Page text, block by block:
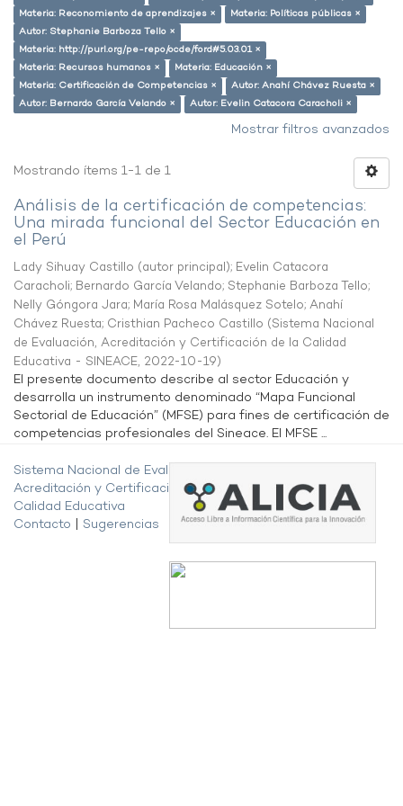
Materia: Reconomiento de aprendizajes ×
Materia: Políticas públicas ×
Autor: Stephanie Barboza Tello ×
Materia: http://purl.org/pe-repo/ocde/ford#5.03.01 ×
Materia: Recursos humanos ×
Materia: Educación ×
Materia: Certificación de Competencias ×
Autor: Anahí Chávez Ruesta ×
Autor: Bernardo García Velando ×
Autor: Evelin Catacora Caracholi ×
Mostrar filtros avanzados
Mostrando ítems 1-1 de 1
Análisis de la certificación de competencias:
Una mirada funcional del Sector Educación en
el Perú
Lady Sihuay Castillo (autor principal); Evelin Catacora
Caracholi; Bernardo García Velando; Stephanie Barboza Tello;
Nelly Góngora Jara; María Rosa Malásquez Sotelo; Anahí
Chávez Ruesta; Cristhian Pacheco Castillo (Sistema Nacional
de Evaluación, Acreditación y Certificación de la Calidad
Educativa - SINEACE, 2022-10-19)
El presente documento describe al sector Educación y
desarrolla un instrumento denominado “Mapa Funcional
Sectorial de Educación” (MFSE) para fines de certificación de
competencias profesionales del Sineace. El MFSE ...
Sistema Nacional de Evaluación,
Acreditación y Certificación de la
Calidad Educativa
Contacto
Sugerencias